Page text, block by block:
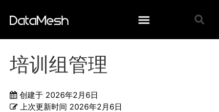
培训组管理
创建于 2026年2月6日
上次更新时间 2026年2月6日